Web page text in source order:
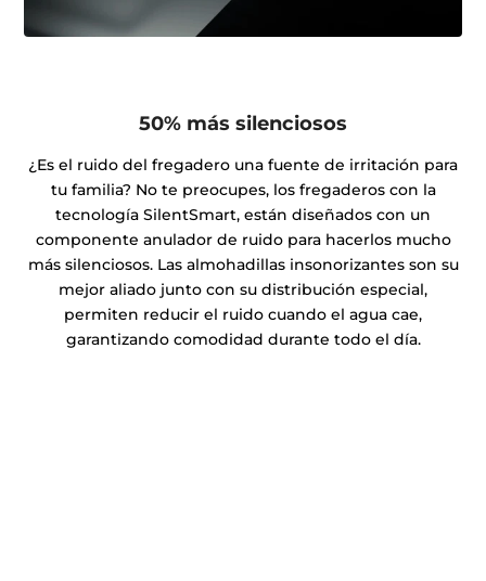
50% más silenciosos
¿Es el ruido del fregadero una fuente de irritación para
tu familia? No te preocupes, los fregaderos con la
tecnología SilentSmart, están diseñados con un
componente anulador de ruido para hacerlos mucho
más silenciosos. Las almohadillas insonorizantes son su
mejor aliado junto con su distribución especial,
permiten reducir el ruido cuando el agua cae,
garantizando comodidad durante todo el día.